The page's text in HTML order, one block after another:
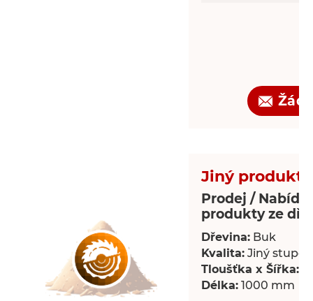
Jiný produkt
Prodej /
produkty ze
Dřevina: Buk
Kvalita: Jiný
Tloušťka x Šířka:
Délka: 1000 mm